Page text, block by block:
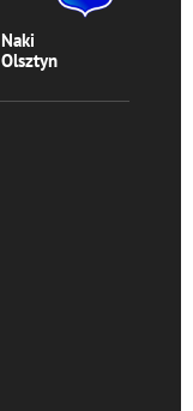
Naki
Olsztyn